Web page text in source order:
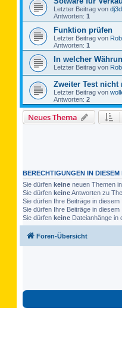
Letzter Beitrag von dj3d
Antworten: 1
Funktion prüfen
Letzter Beitrag von
Antworten: 1
In welcher
Letzter Beitrag von
Zweiter Test
Letzter Beitrag von
Antworten: 2
Neues Thema
BERECHTIGUNGEN IN DIESEM
Sie dürfen keine neuen Themen
Sie dürfen keineAntworten zu
Sie dürfen Ihre Beiträge in diesem
Sie dürfen Ihre Beiträge in diesem
Sie dürfen keine Dateianhänge in
Foren-Übersicht